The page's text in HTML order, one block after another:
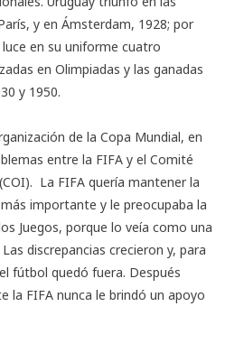
y en Ámsterdam, 1928; por
en su uniforme cuatro
en Olimpiadas y las ganadas
y 1950.
de la Copa Mundial, en
entre la FIFA y el Comité
La FIFA quería mantener la
importante y le preocupaba la
Juegos, porque lo veía como una
discrepancias crecieron y, para
fútbol quedó fuera. Después
la FIFA nunca le brindó un apoyo